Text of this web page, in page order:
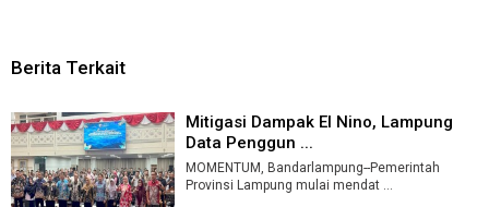
Berita Terkait
Mitigasi Dampak El Nino, Lampung
Data Penggun ...
MOMENTUM, Bandarlampung--Pemerintah
Provinsi Lampung mulai mendat ...